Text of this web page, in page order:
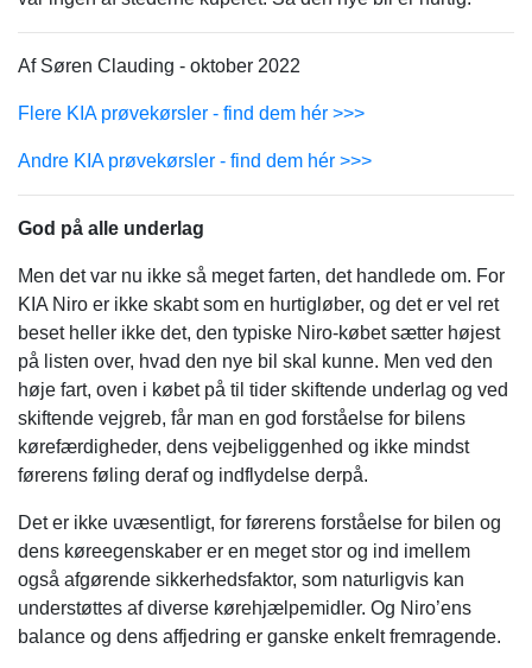
Af Søren Clauding - oktober 2022
Flere KIA prøvekørsler - find dem hér >>>
Andre KIA prøvekørsler - find dem hér >>>
God på alle underlag
Men det var nu ikke så meget farten, det handlede om. For
KIA Niro er ikke skabt som en hurtigløber, og det er vel ret
beset heller ikke det, den typiske Niro-købet sætter højest
på listen over, hvad den nye bil skal kunne. Men ved den
høje fart, oven i købet på til tider skiftende underlag og ved
skiftende vejgreb, får man en god forståelse for bilens
kørefærdigheder, dens vejbeliggenhed og ikke mindst
førerens føling deraf og indflydelse derpå.
Det er ikke uvæsentligt, for førerens forståelse for bilen og
dens køreegenskaber er en meget stor og ind imellem
også afgørende sikkerhedsfaktor, som naturligvis kan
understøttes af diverse kørehjælpemidler. Og Niro’ens
balance og dens affjedring er ganske enkelt fremragende.